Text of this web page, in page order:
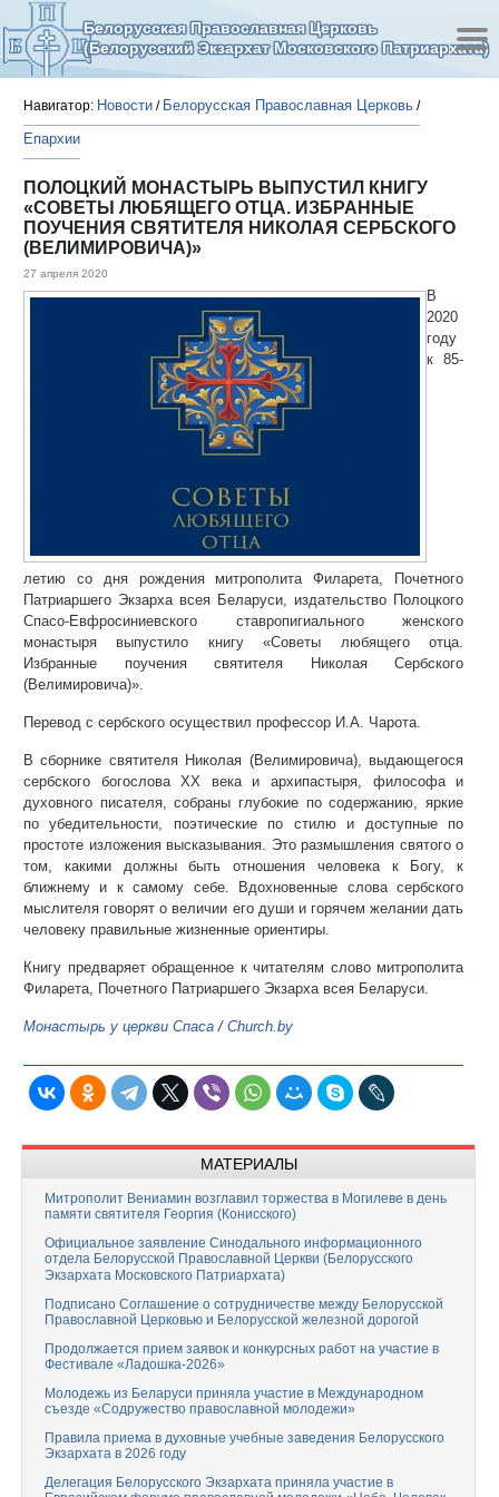
Белорусская Православная Церковь
(Белорусский Экзархат Московского Патриархата)
Навигатор: Новости / Белорусская Православная Церковь /
Епархии
ПОЛОЦКИЙ МОНАСТЫРЬ ВЫПУСТИЛ КНИГУ
«СОВЕТЫ ЛЮБЯЩЕГО ОТЦА. ИЗБРАННЫЕ
ПОУЧЕНИЯ СВЯТИТЕЛЯ НИКОЛАЯ СЕРБСКОГО
(ВЕЛИМИРОВИЧА)»
27 апреля 2020
В
2020
году
к 85-
летию со дня рождения митрополита Филарета, Почетного
Патриаршего Экзарха всея Беларуси, издательство Полоцкого
Спасо-Евфросиниевского ставропигиального женского
монастыря выпустило книгу «Советы любящего отца.
Избранные поучения святителя Николая Сербского
(Велимировича)».
Перевод с сербского осуществил профессор И.А. Чарота.
В сборнике святителя Николая (Велимировича), выдающегося
сербского богослова XX века и архипастыря, философа и
духовного писателя, собраны глубокие по содержанию, яркие
по убедительности, поэтические по стилю и доступные по
простоте изложения высказывания. Это размышления святого о
том, какими должны быть отношения человека к Богу, к
ближнему и к самому себе. Вдохновенные слова сербского
мыслителя говорят о величии его души и горячем желании дать
человеку правильные жизненные ориентиры.
Книгу предваряет обращенное к читателям слово митрополита
Филарета, Почетного Патриаршего Экзарха всея Беларуси.
Монастырь у церкви Спаса / Church.by
МАТЕРИАЛЫ
Митрополит Вениамин возглавил торжества в Могилеве в день
памяти святителя Георгия (Конисского)
Официальное заявление Синодального информационного
отдела Белорусской Православной Церкви (Белорусского
Экзархата Московского Патриархата)
Подписано Соглашение о сотрудничестве между Белорусской
Православной Церковью и Белорусской железной дорогой
Продолжается прием заявок и конкурсных работ на участие в
Фестивале «Ладошка-2026»
Молодежь из Беларуси приняла участие в Международном
съезде «Содружество православной молодежи»
Правила приема в духовные учебные заведения Белорусского
Экзархата в 2026 году
Делегация Белорусского Экзархата приняла участие в